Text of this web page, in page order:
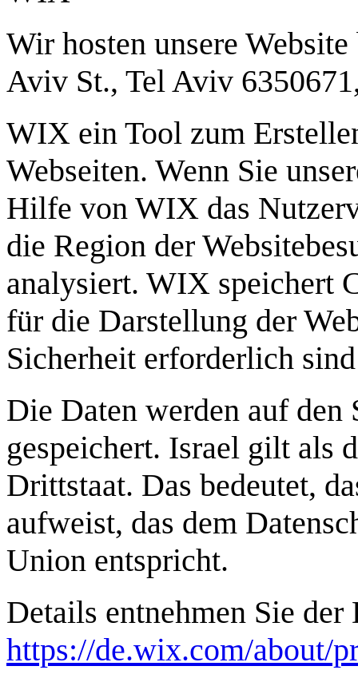
Wir hosten unsere
Aviv St., Tel Aviv
WIX ein Tool zum
Webseiten. Wenn Sie
Hilfe von WIX das
die Region der
analysiert. WIX speichert
für die Darstellung der
Sicherheit erforderlich
Die Daten werden auf
gespeichert. Israel gilt als
Drittstaat. Das bedeutet,
aufweist, das dem
Union entspricht.
Details entnehmen Sie
https://de.wix.com/about/